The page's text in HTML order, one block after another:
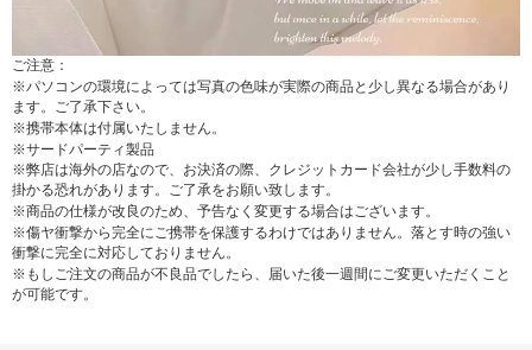
ご注意：
※パソコンの環境によっては写真の色味が実際の商品と少し異なる場合があり
ます。ご了承下さい。
※携帯本体は付属いたしません。
※サードパーティ製品
※弊店は海外の店なので、お決済の際、クレジットカード会社が少し手数料の
掛かる恐れがあります。ご了承をお願い致します。
※商品の仕様が改良のため、予告なく変更する場合はございます。
※傷ヤ衝撃から完全にご携帯を保護するわけではありません。落とす時の強い
衝撃に完全に対応しておりません。
※もしご注文の商品が不良品でしたら、届いた後一週間にご変更いただくこと
が可能です。